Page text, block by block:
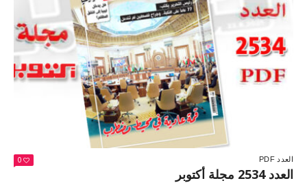
العدد PDF 0
العدد 2534 مجلة أكتوبر